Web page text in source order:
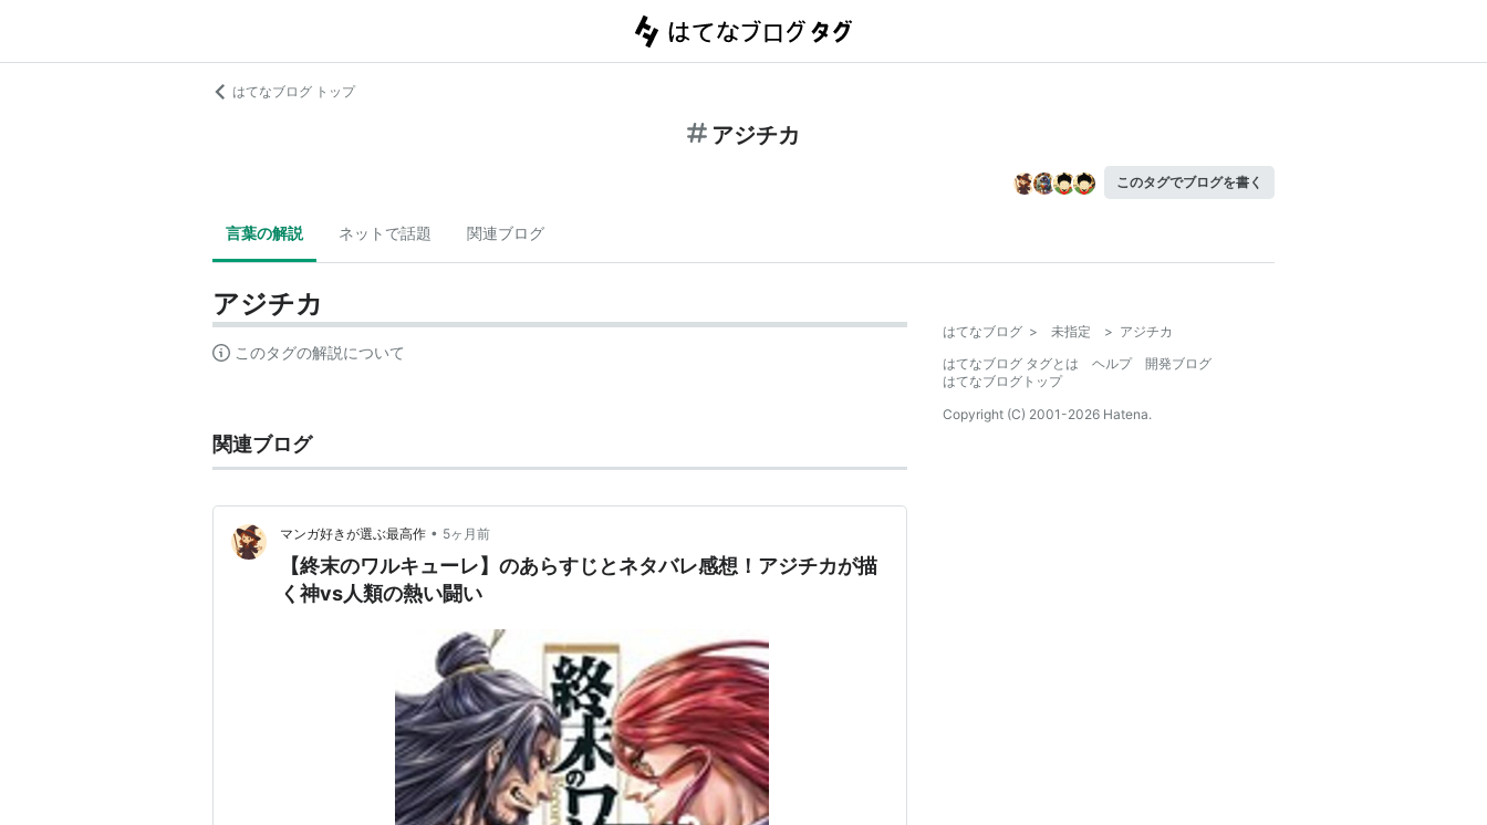
はてなブログ トップ
アジチカ
このタグでブログを書く
言葉の解説 ネットで話題 関連ブログ
アジチカ
このタグの解説について
関連ブログ
マンガ好きが選ぶ最高作 • 5ヶ月前
【終末のワルキューレ】のあらすじとネタバレ感想！アジチカが描
く神vs人類の熱い闘い
はてなブログ > 未指定 > アジチカ
はてなブログ タグとは
ヘルプ
開発ブログ
はてなブログトップ
Copyright (C) 2001-2026 Hatena.